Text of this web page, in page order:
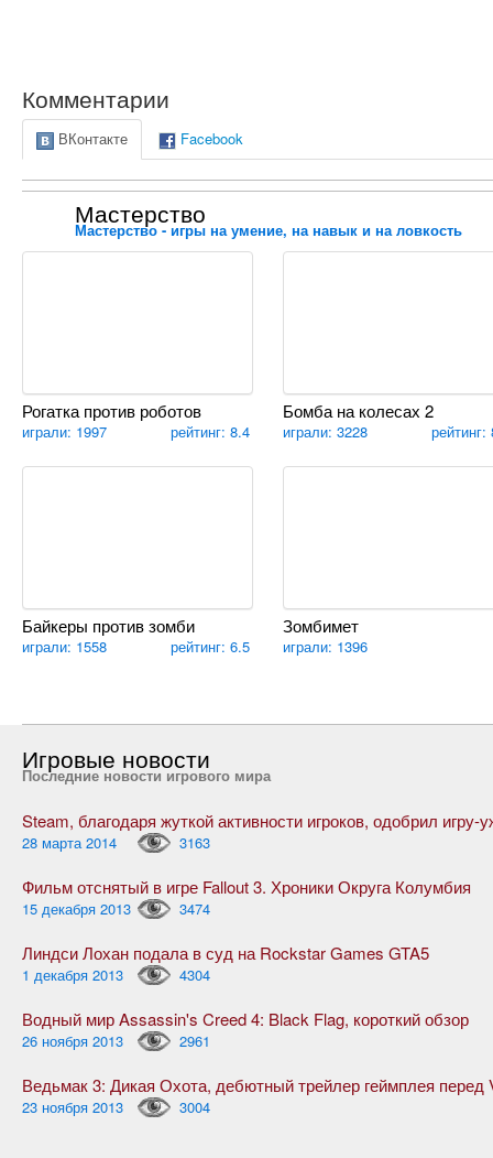
Комментарии
ВКонтакте Facebook
Мастерство
Мастерство - игры на умение, на навык и на ловкость
Рогатка против роботов
играли: 1997 рейтинг: 8.4
Бомба на колесах 2
играли: 3228 рейтинг:
Байкеры против зомби
играли: 1558 рейтинг: 6.5
Зомбимет
играли: 1396
Игровые новости
Последние новости игрового мира
28 марта 2014 3163
Фильм отснятый в игре Fallout 3. Хроники Округа Колумбия
15 декабря 2013 3474
Линдси Лохан подала в суд на Rockstar Games GTA5
1 декабря 2013 4304
Водный мир Assassin's Creed 4: Black Flag, короткий обзор
26 ноября 2013 2961
23 ноября 2013 3004